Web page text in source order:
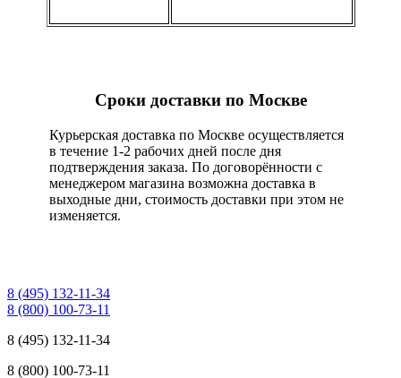
Сроки доставки по Москве
Курьерская доставка по Москве осуществляется
в течение 1-2 рабочих дней после дня
подтверждения заказа. По договорённости с
менеджером магазина возможна доставка в
выходные дни, стоимость доставки при этом не
изменяется.
8 (495) 132-11-34
8 (800) 100-73-11
8 (495) 132-11-34
8 (800) 100-73-11